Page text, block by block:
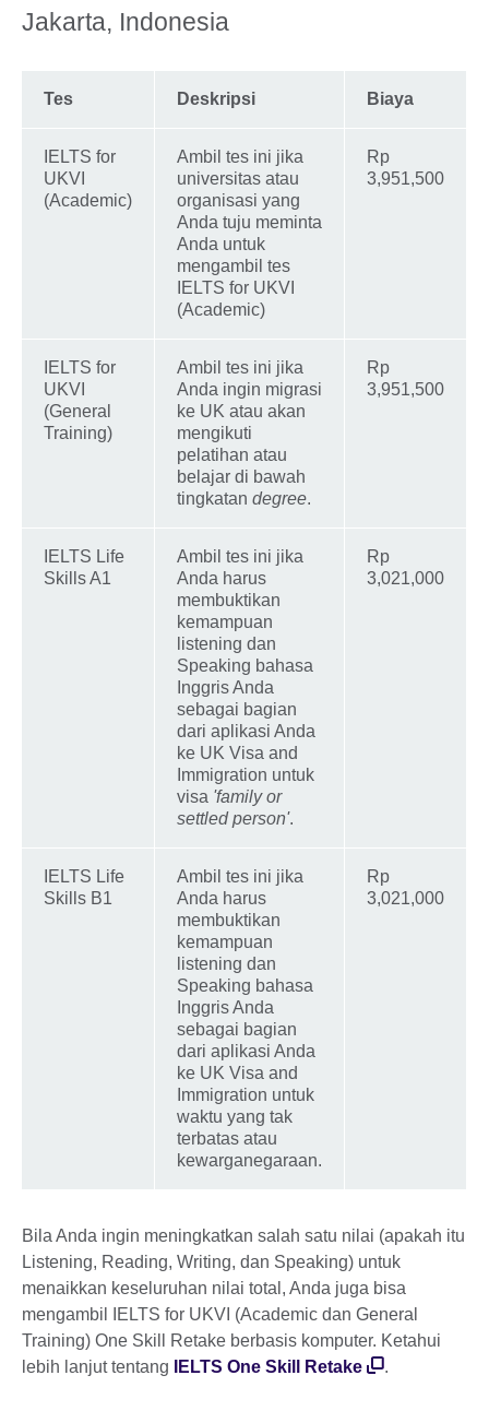
Jakarta, Indonesia
Tes Deskripsi Biaya
IELTS for
UKVI
(Academic)
Ambil tes ini jika
universitas atau
organisasi yang
Anda tuju meminta
Anda untuk
mengambil tes
IELTS for UKVI
(Academic)
Rp
3,951,500
IELTS for
UKVI
(General
Training)
Ambil tes ini jika
Anda ingin migrasi
ke UK atau akan
mengikuti
pelatihan atau
belajar di bawah
tingkatan degree.
Rp
3,951,500
IELTS Life
Skills A1
Ambil tes ini jika
Anda harus
membuktikan
kemampuan
listening dan
Speaking bahasa
Inggris Anda
sebagai bagian
dari aplikasi Anda
ke UK Visa and
Immigration untuk
visa 'family or
settled person'.
Rp
3,021,000
IELTS Life
Skills B1
Ambil tes ini jika
Anda harus
membuktikan
kemampuan
listening dan
Speaking bahasa
Inggris Anda
sebagai bagian
dari aplikasi Anda
ke UK Visa and
Immigration untuk
waktu yang tak
terbatas atau
kewarganegaraan.
Rp
3,021,000
Bila Anda ingin meningkatkan salah satu nilai (apakah itu
Listening, Reading, Writing, dan Speaking) untuk
menaikkan keseluruhan nilai total, Anda juga bisa
mengambil IELTS for UKVI (Academic dan General
Training) One Skill Retake berbasis komputer. Ketahui
lebih lanjut tentang
IELTS One Skill Retake .